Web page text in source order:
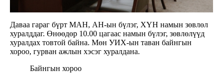
Даваа гараг бүрт МАН, АН-ын бүлэг, ХҮН намын зөвлөл
хуралддаг. Өнөөдөр 10.00 цагаас намын бүлэг, зөвлөлүүд
хуралдах товтой байна. Мөн УИХ-ын таван байнгын
хороо, гурван ажлын хэсэг хуралдана.
Байнгын хороо